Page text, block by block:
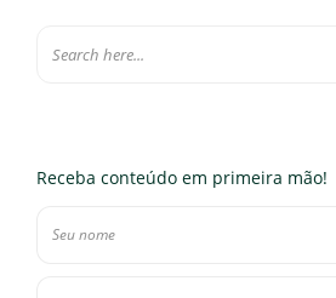
Receba conteúdo em primeira mão!